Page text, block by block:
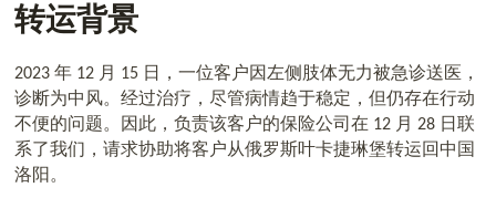
转运背景
2023 年 12 月 15 日，一位客户因左侧肢体无力被急诊送医，
诊断为中风。经过治疗，尽管病情趋于稳定，但仍存在行动
不便的问题。因此，负责该客户的保险公司在 12 月 28 日联
系了我们，请求协助将客户从俄罗斯叶卡捷琳堡转运回中国
洛阳。